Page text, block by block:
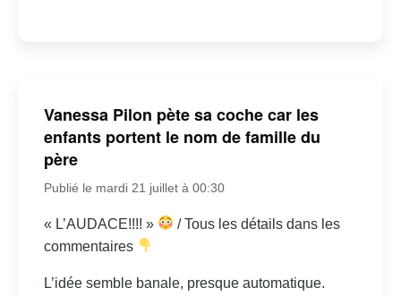
Vanessa Pilon pète sa coche car les
enfants portent le nom de famille du
père
Publié le mardi 21 juillet à 00:30
« L’AUDACE!!!! »
/ Tous les détails dans les
commentaires
L’idée semble banale, presque automatique.